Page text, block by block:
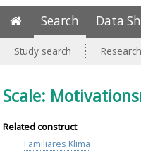
Search Data
Study search
Scale:
Related construct
Familiäres Klima